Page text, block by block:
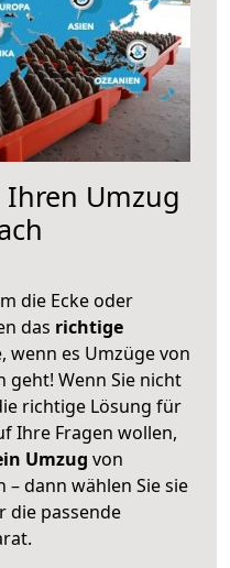
Ihren Umzug
die Ecke oder
das richtige
wenn es Umzüge von
geht! Wenn Sie nicht
richtige Lösung für
Ihre Fragen wollen,
Umzug von
dann wählen Sie sie
die passende